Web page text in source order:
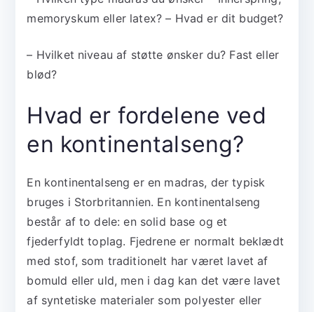
memoryskum eller latex? – Hvad er dit budget?
– Hvilket niveau af støtte ønsker du? Fast eller
blød?
Hvad er fordelene ved
en kontinentalseng?
En kontinentalseng er en madras, der typisk
bruges i Storbritannien. En kontinentalseng
består af to dele: en solid base og et
fjederfyldt toplag. Fjedrene er normalt beklædt
med stof, som traditionelt har været lavet af
bomuld eller uld, men i dag kan det være lavet
af syntetiske materialer som polyester eller